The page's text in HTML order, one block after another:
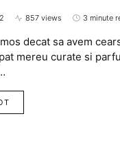
857 views 3 minute
decat sa avem
mereu curate si